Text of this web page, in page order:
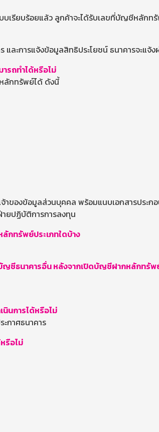
บเรียบร้อยแล้ว ลูกค้าจะได้รับเลขที่บัญชีหลัก
ละการแจ้งข้อมูลสิทธิประโยชน์ ธนาคารจะแจ้
รถทำได้หรือไม่
ลักทรัพย์ได้ ดังนี้
าของข้อมูลส่วนบุคคล พร้อมแนบเอกสารประก
ยปฏิบัติการการลงทุน
กทรัพย์ประเภทใดบ้าง
ชีธนาคารอื่น หลังจากเปิดบัญชีฝากหลักทรั
นการได้หรือไม่
กาศธนาคาร
รือไม่